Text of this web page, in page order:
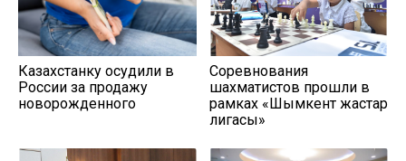
Казахстанку осудили в
России за продажу
новорожденного
Соревнования
шахматистов прошли в
рамках «Шымкент жастар
лигасы»